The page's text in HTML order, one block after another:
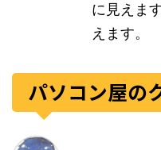
に見えま
えます。
パソコン屋の